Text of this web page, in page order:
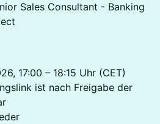
Sales Consultant - Banking
17:00 – 18:15 Uhr (CET)
ist nach Freigabe der